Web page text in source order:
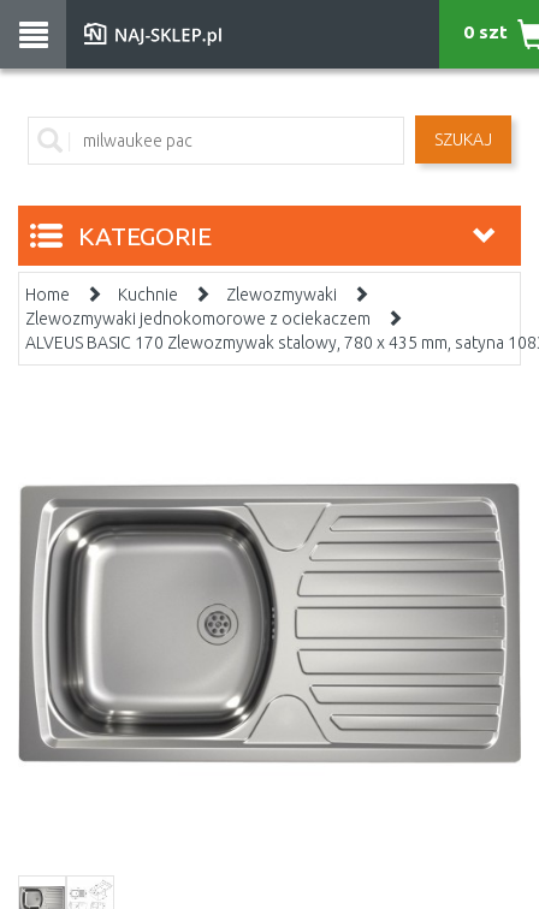
SZUKAJ
0 szt
KATEGORIE
Home Kuchnie
Zlewozmywaki
Zlewozmywaki jednokomorowe z ociekaczem
ALVEUS BASIC 170 Zlewozmywak stalowy, 780 x 435 mm, satyna